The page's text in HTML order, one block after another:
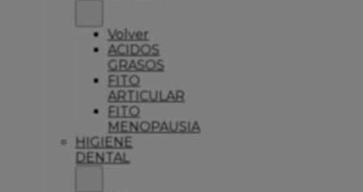
Volver
ACIDOS
GRASOS
FITO
ARTICULAR
FITO
MENOPAUSIA
HIGIENE
DENTAL